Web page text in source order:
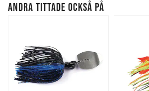
ANDRA TITTADE OCKSÅ PÅ